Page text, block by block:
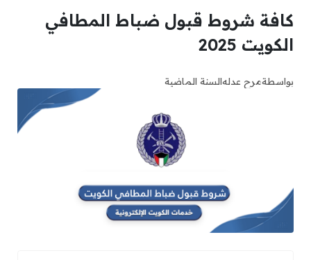
كافة شروط قبول ضباط المطافي
الكويت 2025
بواسطةمرح عدلهالسنة الماضية